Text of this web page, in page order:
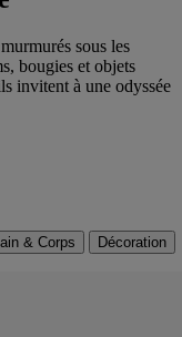
sous les
bougies et objets
invitent à une odyssée
& Corps Décoration